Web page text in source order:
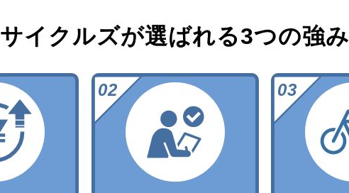
サイクルズが選ばれる3つの強み